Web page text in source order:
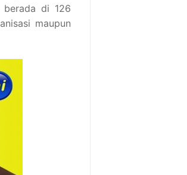
berada di 126
maupun